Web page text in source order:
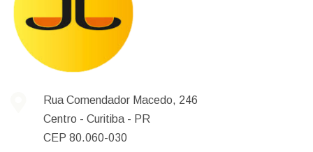
Rua Comendador Macedo, 246
Centro - Curitiba - PR
CEP 80.060-030